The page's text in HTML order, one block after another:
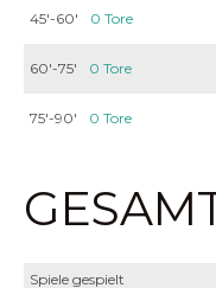
45'-60' 0 Tore
60'-75' 0 Tore
75'-90' 0 Tore
Spiele gespielt